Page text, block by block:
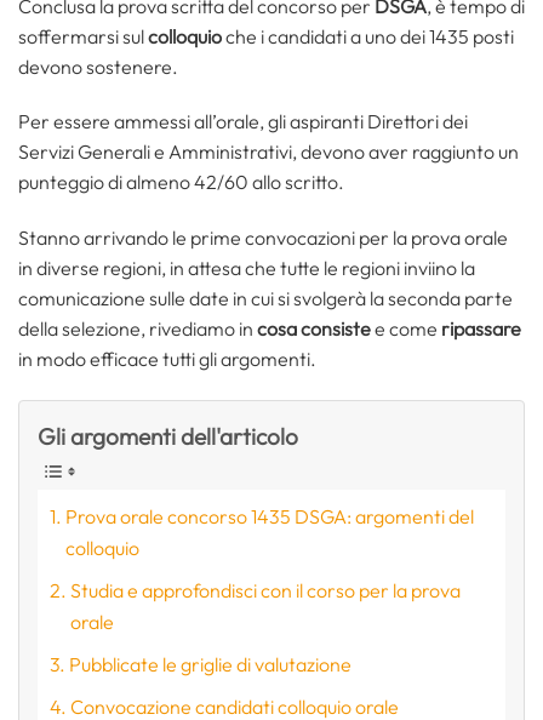
Conclusa la prova scritta del concorso per DSGA, è tempo di
soffermarsi sulcolloquioche i candidati a uno dei 1435 posti
devono sostenere.
Per essere ammessi all’orale, gli aspiranti Direttori dei
Servizi Generali e Amministrativi, devono aver raggiunto un
punteggio di almeno 42/60 allo scritto.
Stanno arrivando le prime convocazioni per la prova orale
in diverse regioni, in attesa che tutte le regioni inviino la
comunicazione sulle date in cui si svolgerà la seconda parte
della selezione, rivediamo in cosa consistee come ripassare
in modo efficace tutti gli argomenti.
Gli argomenti dell'articolo
Prova orale concorso 1435 DSGA: argomenti del
colloquio
Studia e approfondisci con il corso per la prova
orale
Pubblicate le griglie di valutazione
Convocazione candidati colloquio orale